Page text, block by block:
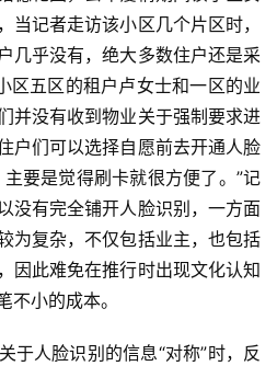
当记者走访该小区几个片区时，
几乎没有，绝大多数住户还是采
区五区的租户卢女士和一区的业
并没有收到物业关于强制要求进
户们可以选择自愿前去开通人脸
要是觉得刷卡就很方便了。”记
没有完全铺开人脸识别，一方面
为复杂，不仅包括业主，也包括
因此难免在推行时出现文化认知
不小的成本。
于人脸识别的信息“对称”时，反